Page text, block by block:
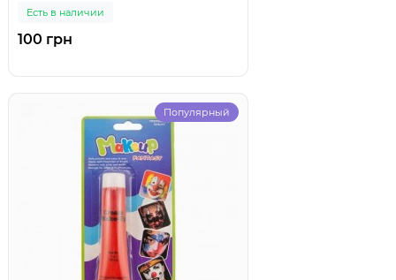
Есть в наличии
100 грн
Популярный